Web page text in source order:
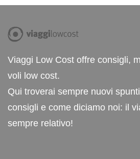
Viaggi Low Cost offre consigli,
voli low cost.
Qui troverai sempre nuovi
consigli e come diciamo noi: il
sempre relativo!